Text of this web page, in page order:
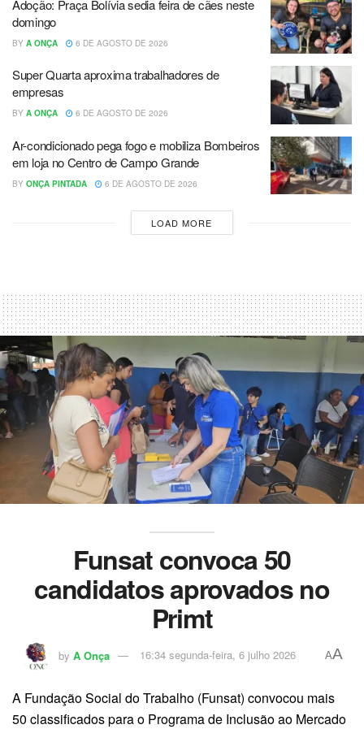
Adoção: Praça Bolívia sedia feira de cães neste
domingo
BY A ONÇA 6 DE AGOSTO DE 2026
Super Quarta aproxima trabalhadores de
empresas
BY A ONÇA 6 DE AGOSTO DE 2026
Ar-condicionado pega fogo e mobiliza Bombeiros
em loja no Centro de Campo Grande
BY ONÇA PINTADA 6 DE AGOSTO DE 2026
LOAD MORE
Funsat convoca 50
candidatos aprovados no
Primt
by A Onça 16:34 segunda-feira, 6 julho 2026 AA
A Fundação Social do Trabalho (Funsat) convocou mais
50 classificados para o Programa de Inclusão ao Mercado